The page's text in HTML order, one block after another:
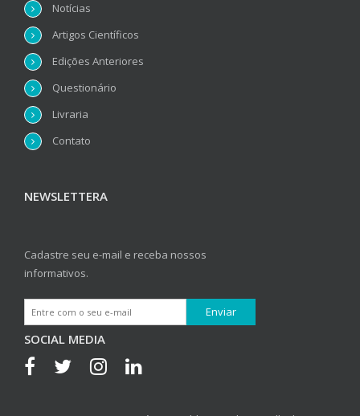
Notícias
Artigos Científicos
Edições Anteriores
Questionário
Livraria
Contato
NEWSLETTERA
Cadastre seu e-mail e receba nossos
informativos.
SOCIAL MEDIA